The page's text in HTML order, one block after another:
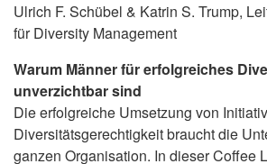
Ulrich F. Schübel & Katrin S. Trump,
für Diversity Management
Warum Männer für erfolgreiches
unverzichtbar sind
Die erfolgreiche Umsetzung von
Diversitätsgerechtigkeit braucht die
ganzen Organisation. In dieser Coffee